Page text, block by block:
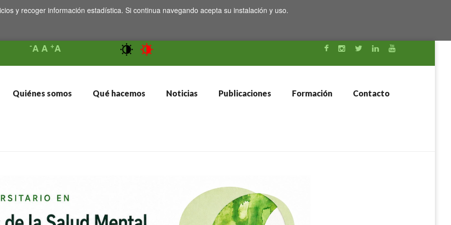
y recoger información estadística. Si continua navegando acepta su instalación y uso.
-AA +A
Quiénes somos Qué hacemos Noticias Publicaciones Formación Contacto